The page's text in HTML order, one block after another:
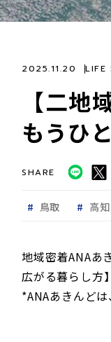
【二
もうひ
2025.11.20 LIFE
SHARE
鳥取 高知
地域密着ANAあ
広がる暮らし方
*ANAあきんど